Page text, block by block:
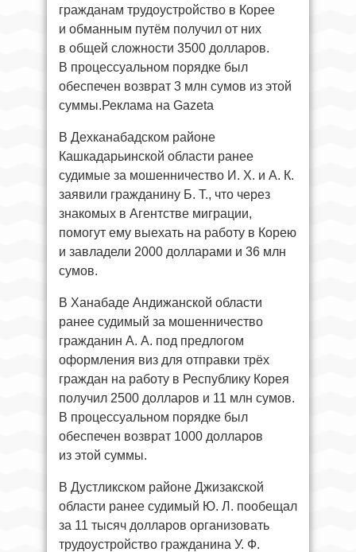
гражданам трудоустройство в Корее
и обманным путём получил от них
в общей сложности 3500 долларов.
В процессуальном порядке был
обеспечен возврат 3 млн сумов из этой
суммы.Реклама на Gazeta
В Дехканабадском районе
Кашкадарьинской области ранее
судимые за мошенничество И. Х. и А. К.
заявили гражданину Б. Т., что через
знакомых в Агентстве миграции,
помогут ему выехать на работу в Корею
и завладели 2000 долларами и 36 млн
сумов.
В Ханабаде Андижанской области
ранее судимый за мошенничество
гражданин А. А. под предлогом
оформления виз для отправки трёх
граждан на работу в Республику Корея
получил 2500 долларов и 11 млн сумов.
В процессуальном порядке был
обеспечен возврат 1000 долларов
из этой суммы.
В Дустликском районе Джизакской
области ранее судимый Ю. Л. пообещал
за 11 тысяч долларов организовать
трудоустройство гражданина У. Ф.